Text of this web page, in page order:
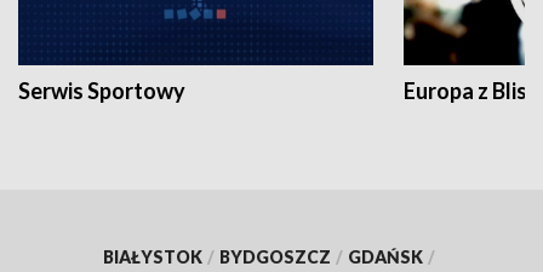
Serwis Sportowy Europa z
BIAŁYSTOK / BYDGOSZCZ / GDAŃSK /